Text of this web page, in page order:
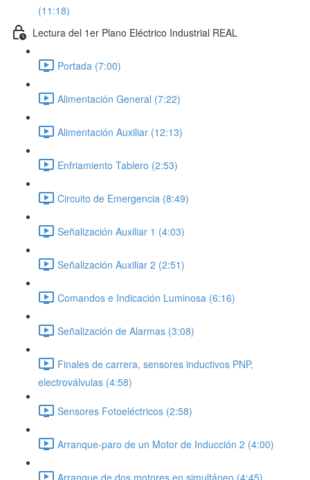
(11:18)
Lectura del 1er Plano Eléctrico Industrial REAL
Portada (7:00)
Alimentación General (7:22)
Alimentación Auxiliar (12:13)
Enfriamiento Tablero (2:53)
Circuito de Emergencia (8:49)
Señalización Auxiliar 1 (4:03)
Señalización Auxiliar 2 (2:51)
Comandos e Indicación Luminosa (6:16)
Señalización de Alarmas (3:08)
Finales de carrera, sensores inductivos PNP,
electroválvulas (4:58)
Sensores Fotoeléctricos (2:58)
Arranque-paro de un Motor de Inducción 2 (4:00)
Arranque de dos motores en simultáneo (4:45)